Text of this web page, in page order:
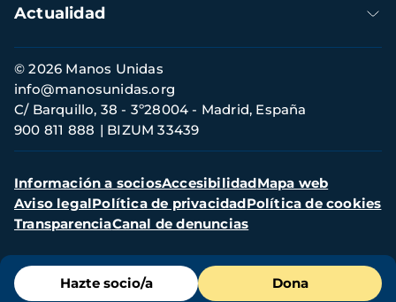
Menú
de
Hazte socio/a Dona
Actualidad
Información
de
contacto
© 2026 Manos Unidas
C/ Barquillo, 38 - 3º28004 - Madrid, España
900 811 888
BIZUM 33439
info@manosunidas.org
Menú
secundario
Información a sociosAccesibilidadMapa web
Aviso legalPolítica de privacidadPolítica de cookies
TransparenciaCanal de denuncias